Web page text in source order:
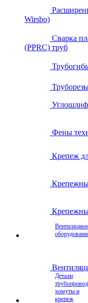
Wirsbo)
Сварка
(PPRC) труб
Фены
Крепеж
Детали
хомуты и
крепеж